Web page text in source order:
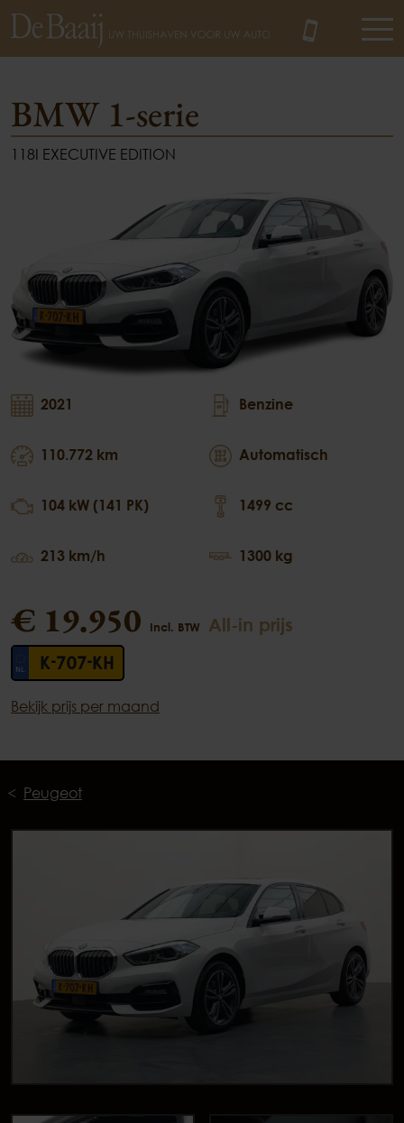
BMW 1-serie
118I EXECUTIVE EDITION
2021
110.772 km
104 kW (141 PK)
213 km/h
Benzine
Automatisch
1499 cc
1300 kg
€ 19.950 Incl. BTW All-in prijs
K-707-KH
Bekijk prijs per maand
Peugeot